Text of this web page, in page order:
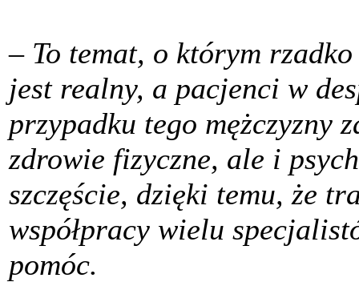
– To temat, o którym
jest realny, a pacjenci w
przypadku tego mężczyzny
zdrowie fizyczne, ale i
szczęście, dzięki temu, że
współpracy wielu
pomóc.